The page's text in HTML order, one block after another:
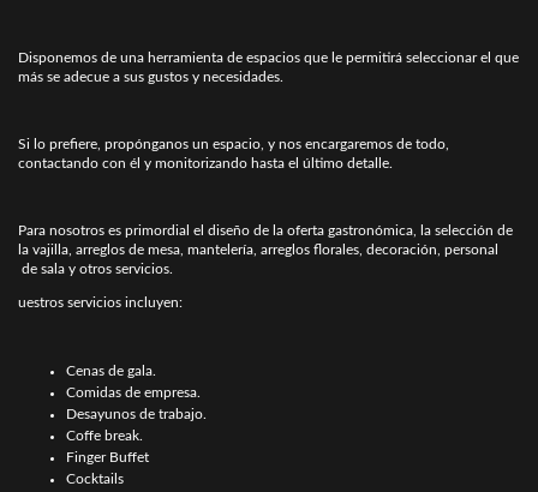
Disponemos de una herramienta de espacios que le permitirá seleccionar el que
más se adecue a sus gustos y necesidades.
Si lo prefiere, propónganos un espacio, y nos encargaremos de todo,
contactando con él y monitorizando hasta el último detalle.
Para nosotros es primordial el diseño de la oferta gastronómica, la selección de
la vajilla, arreglos de mesa, mantelería, arreglos florales, decoración, personal
de sala y otros servicios.
uestros servicios incluyen:
Cenas de gala.
Comidas de empresa.
Desayunos de trabajo.
Coffe break.
Finger Buffet
Cocktails